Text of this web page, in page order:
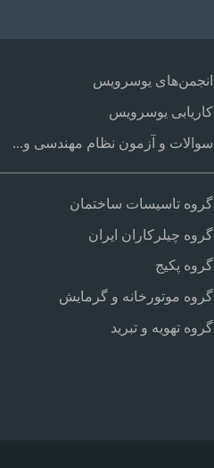
انجمن‌های یوسرویس
کاریابی یوسرویس
سوالات و آزمون نظام مهندسی و...
گروه تاسیسات ساختمان
گروه چیلرکاران ایران
گروه پکیج
گروه موتورخانه و گرمایش
گروه تهویه و تبرید